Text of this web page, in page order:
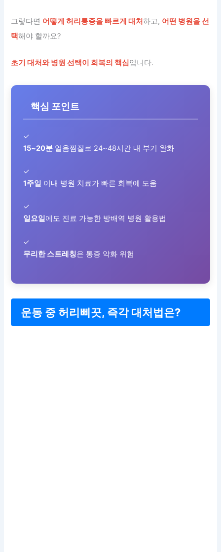
그렇다면 어떻게 허리통증을 빠르게 대처하고, 어떤 병원을 선
택해야 할까요?
초기 대처와 병원 선택이 회복의 핵심입니다.
핵심 포인트
✓
15~20분 얼음찜질로 24~48시간 내 부기 완화
✓
1주일 이내 병원 치료가 빠른 회복에 도움
✓
일요일에도 진료 가능한 방배역 병원 활용법
✓
무리한 스트레칭은 통증 악화 위험
운동 중 허리삐끗, 즉각 대처법은?